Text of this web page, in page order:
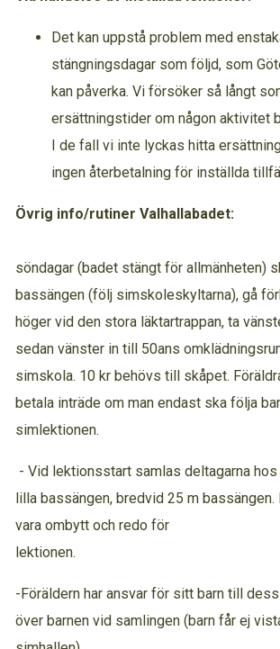
Det kan uppstå problem med
stängningsdagar som följd, som
kan påverka. Vi försöker så långt
ersättningstider om någon aktivitet
I de fall vi inte lyckas hitta
ingen återbetalning för inställda
Övrig info/rutiner Valhallabadet:
söndagar (badet stängt för allmänheten)
bassängen (följ simskoleskyltarna), gå
höger vid den stora läktartrappan, ta
sedan vänster in till 50ans
simskola. 10 kr behövs till skåpet.
betala inträde om man endast ska följa
simlektionen.
- Vid lektionsstart samlas deltagarna
lilla bassängen, bredvid 25 m bassängen.
vara ombytt och redo för
lektionen.
-Föräldern har ansvar för sitt barn till
över barnen vid samlingen (barn får ej